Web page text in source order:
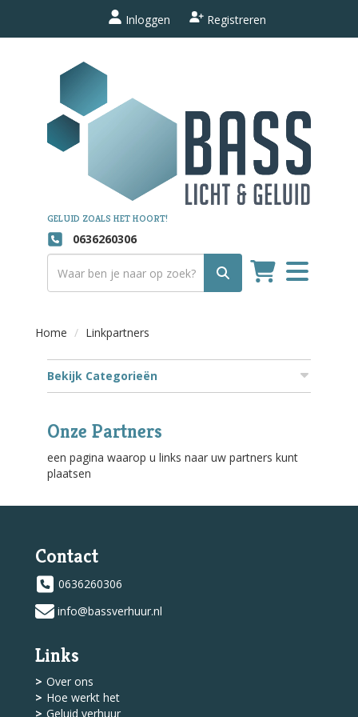
Inloggen Registreren
GELUID ZOALS HET HOORT!
0636260306
Toggle
navigation
Home Linkpartners
Bekijk Categorieën
Onze Partners
een pagina waarop u links naar uw partners kunt
plaatsen
Contact
0636260306
info@bassverhuur.nl
Links
Over ons
Hoe werkt het
Geluid verhuur